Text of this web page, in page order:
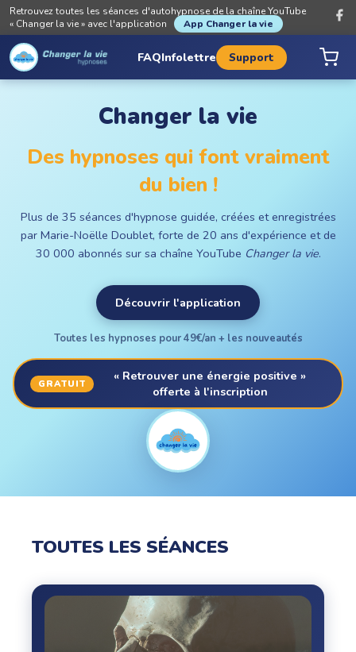
Retrouvez toutes les séances d'autohypnose de la chaîne YouTube
« Changer la vie » avec l'application
App Changer la vie
FAQInfolettre Support
Changer la vie
Des hypnoses qui font vraiment
du bien !
Plus de 35 séances d'hypnose guidée, créées et enregistrées
par Marie-Noëlle Doublet, forte de 20 ans d'expérience et de
30 000 abonnés sur sa chaîne YouTube Changer la vie.
Découvrir l'application
Toutes les hypnoses pour 49€/an + les nouveautés
GRATUIT
« Retrouver une énergie positive »
offerte à l'inscription
TOUTES LES SÉANCES